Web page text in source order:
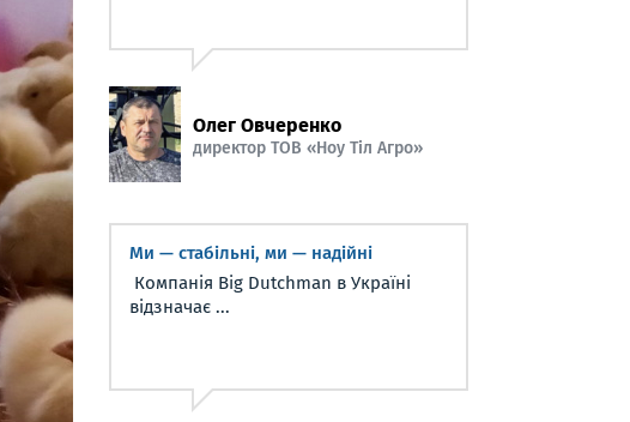
Олег Овчеренко
директор ТОВ «Ноу Тіл Агро»
Ми — стабільні, ми — надійні
Компанія Big Dutchman в Україні
відзначає ...